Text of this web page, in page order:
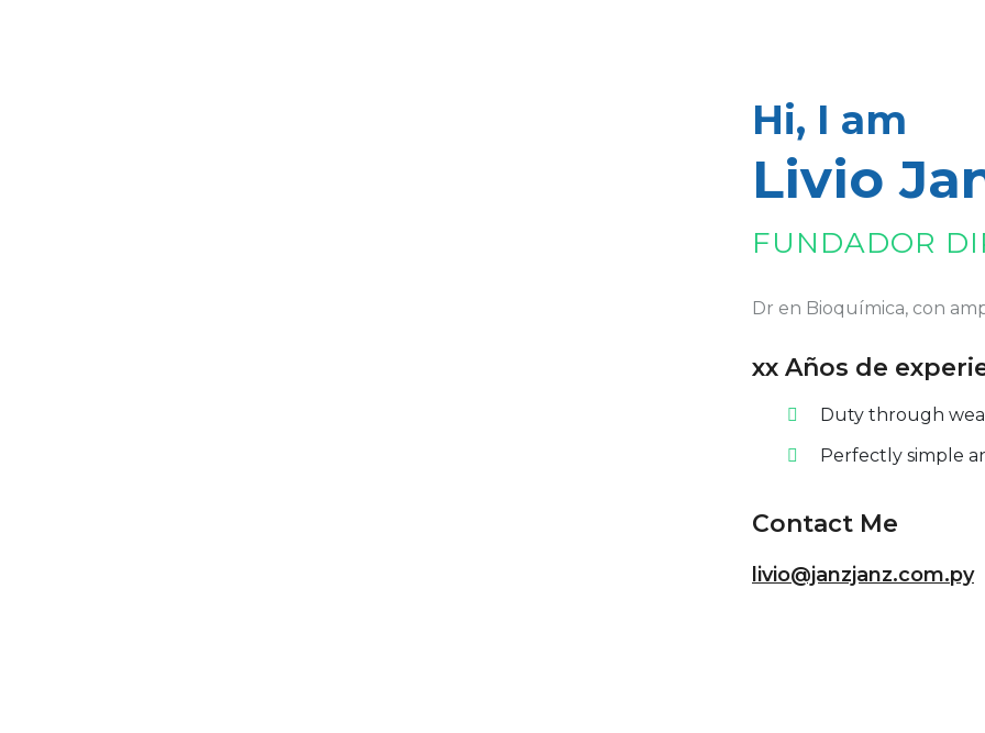
Hi, I am
Livio
FUNDADOR
Dr en Bioquímica, con
xx Años de
Duty through
Perfectly simple
Contact Me
livio@janzjanz.com.py